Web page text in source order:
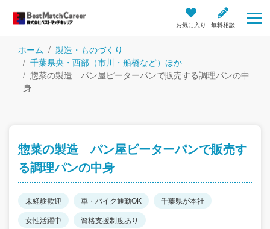
お気に入り 無料相談
ホーム
製造・ものづくり
千葉県央・西部（市川・船橋など）ほか
惣菜の製造 パン屋ピーターパンで販売する調理パンの中
身
惣菜の製造 パン屋ピーターパンで販売す
る調理パンの中身
未経験歓迎 車・バイク通勤OK
千葉県が本社
女性活躍中
資格支援制度あり